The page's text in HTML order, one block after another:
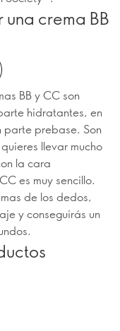
crema BB
BB y CC son
hidratantes, en
parte prebase. Son
llevar mucho
la cara
es muy sencillo.
de los dedos,
y conseguirás un